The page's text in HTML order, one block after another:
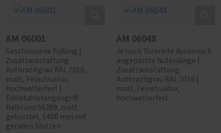
AM 06001
Geschlossene Füllung |
Zusatzausstattung:
Anthrazitgrau RAL 7016,
matt, Feinstruktur,
hochwetterfest |
Edelstahlstangengriff
halbrund S6289, matt
gebürstet, 1400 mm mit
geraden Stützen
AM 06048
Je nach Türbreite dynamisch
angepasste Nutenlänge |
Zusatzausstattung:
Anthrazitgrau RAL 7016 |
matt, Feinstruktur,
hochwetterfest